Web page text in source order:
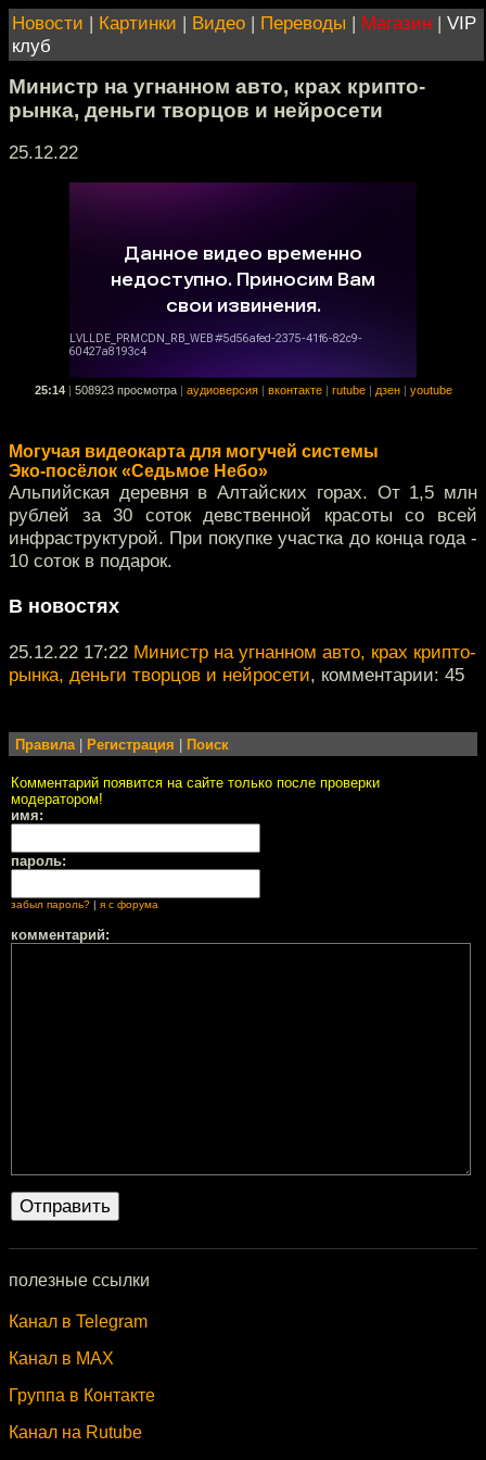
Новости | Картинки | Видео | Переводы | Магазин | VIP
клуб
Министр на угнанном авто, крах крипто-
рынка, деньги творцов и нейросети
25.12.22
25:14 508923 просмотра аудиоверсия вконтакте rutube дзен youtube
Могучая видеокарта для могучей системы
Эко-посёлок «Седьмое Небо»
Альпийская деревня в Алтайских горах. От 1,5 млн
рублей за 30 соток девственной красоты со всей
инфраструктурой. При покупке участка до конца года -
10 соток в подарок.
В новостях
25.12.22 17:22 Министр на угнанном авто, крах крипто-
рынка, деньги творцов и нейросети, комментарии: 45
Правила| Регистрация Поиск
Комментарий появится на сайте только после проверки
модератором!
имя:
пароль:
забыл пароль? я с форума
комментарий:
полезные ссылки
Канал в Telegram
Канал в MAX
Группа в Контакте
Канал на Rutube